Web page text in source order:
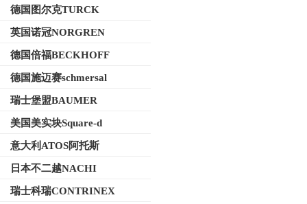
德国图尔克TURCK
英国诺冠NORGREN
德国倍福BECKHOFF
德国施迈赛schmersal
瑞士堡盟BAUMER
美国美实块Square-d
意大利ATOS阿托斯
日本不二越NACHI
瑞士科瑞CONTRINEX